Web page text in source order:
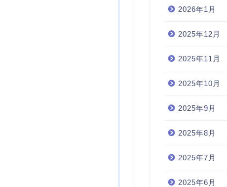
2026年1月
2025年12月
2025年11月
2025年10月
2025年9月
2025年8月
2025年7月
2025年6月